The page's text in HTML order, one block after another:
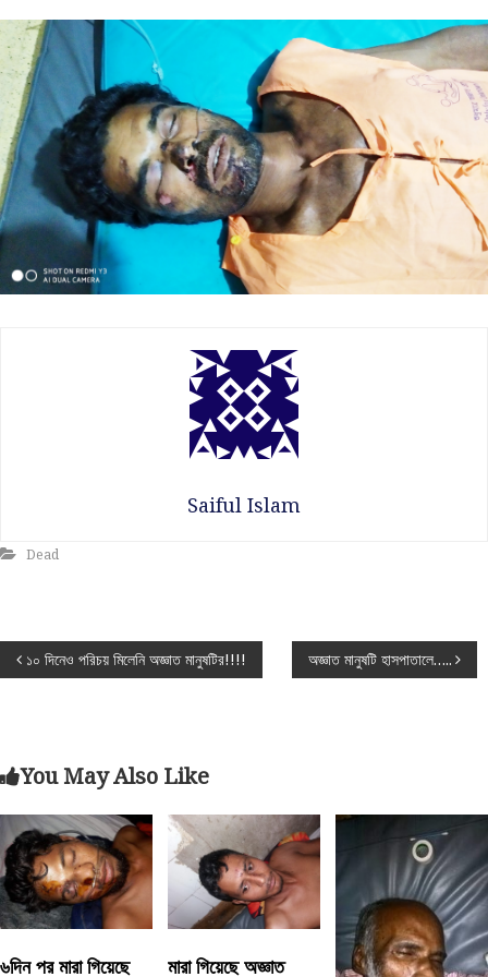
Saiful Islam
Dead
P
s
t
n
a
v
১০ দিনেও পরিচয় মিলেনি অজ্ঞাত মানুষটির!!!! অজ্ঞাত মানুষটি হাসপাতালে…..
You May Also Like
৬দিন পর মারা গিয়েছে
মারা গিয়েছে অজ্ঞাত